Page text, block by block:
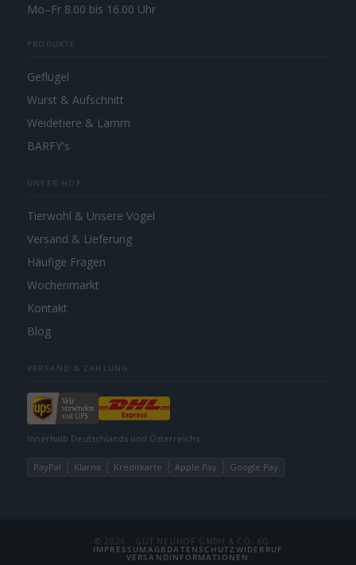
Mo–Fr 8.00 bis 16.00 Uhr
PRODUKTE
Geflügel
Wurst & Aufschnitt
Weidetiere & Lamm
BARFY's
UNSER HOF
Tierwohl & Unsere Vögel
Versand & Lieferung
Häufige Fragen
Wochenmarkt
Kontakt
Blog
VERSAND & ZAHLUNG
Innerhalb Deutschlands und Österreichs
PayPal Klarna Kreditkarte Apple Pay Google Pay
© 2026 - GUT NEUHOF GMBH & CO. KG
IMPRESSUM AGB DATENSCHUTZWIDERRUF
VERSANDINFORMATIONEN